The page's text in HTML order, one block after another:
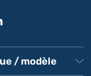
/ modèle